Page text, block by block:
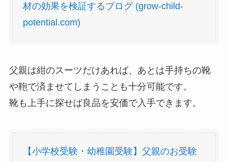
材の効果を検証するブログ (grow-child-
potential.com)
父親は紺のスーツだけあれば、あとは手持ちの靴
や鞄で済ませてしまうことも十分可能です。
靴も上手に探せば良品を安価で入手できます。
【小学校受験・幼稚園受験】父親のお受験